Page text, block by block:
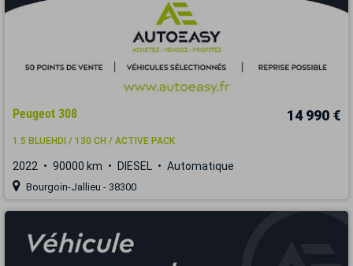
Peugeot 308 14 990 €
1.5 BLUEHDI / 130 CH / ACTIVE PACK
2022 90000 km DIESEL Automatique
Bourgoin-Jallieu - 38300